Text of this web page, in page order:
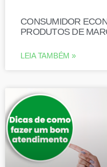
CONSUMIDOR
PRODUTOS DE
LEIA TAMBÉM »